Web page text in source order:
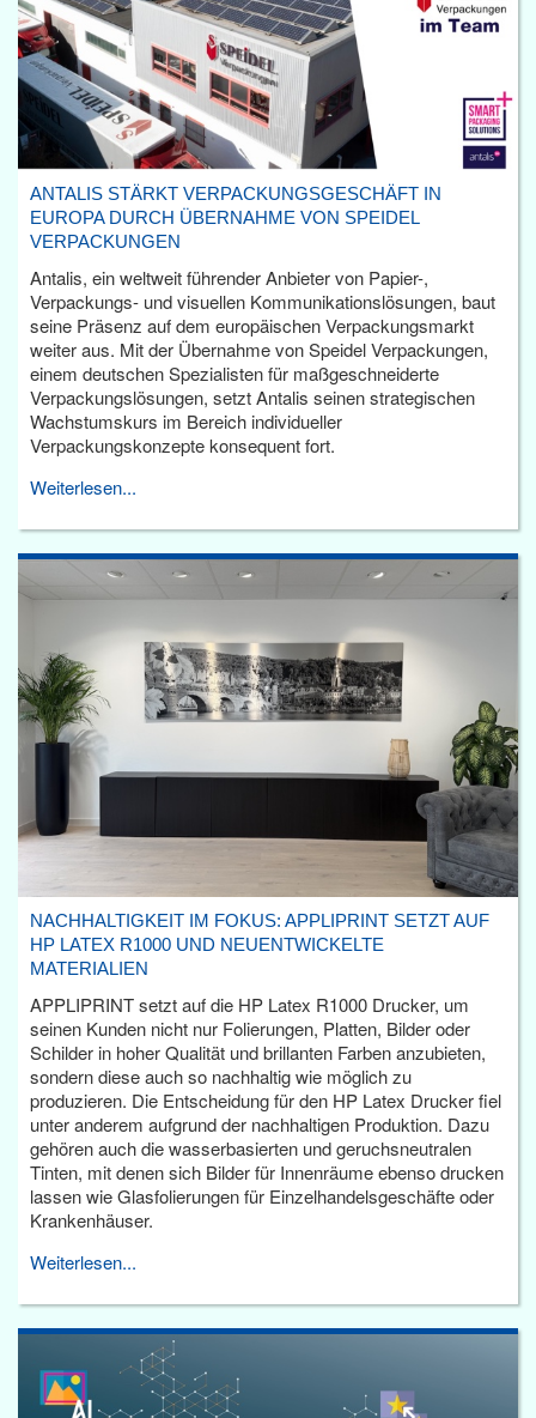
ANTALIS STÄRKT VERPACKUNGSGESCHÄFT IN
EUROPA DURCH ÜBERNAHME VON SPEIDEL
VERPACKUNGEN
Antalis, ein weltweit führender Anbieter von Papier-,
Verpackungs- und visuellen Kommunikationslösungen, baut
seine Präsenz auf dem europäischen Verpackungsmarkt
weiter aus. Mit der Übernahme von Speidel Verpackungen,
einem deutschen Spezialisten für maßgeschneiderte
Verpackungslösungen, setzt Antalis seinen strategischen
Wachstumskurs im Bereich individueller
Verpackungskonzepte konsequent fort.
Weiterlesen...
NACHHALTIGKEIT IM FOKUS: APPLIPRINT SETZT AUF
HP LATEX R1000 UND NEUENTWICKELTE
MATERIALIEN
APPLIPRINT setzt auf die HP Latex R1000 Drucker, um
seinen Kunden nicht nur Folierungen, Platten, Bilder oder
Schilder in hoher Qualität und brillanten Farben anzubieten,
sondern diese auch so nachhaltig wie möglich zu
produzieren. Die Entscheidung für den HP Latex Drucker fiel
unter anderem aufgrund der nachhaltigen Produktion. Dazu
gehören auch die wasserbasierten und geruchsneutralen
Tinten, mit denen sich Bilder für Innenräume ebenso drucken
lassen wie Glasfolierungen für Einzelhandelsgeschäfte oder
Krankenhäuser.
Weiterlesen...